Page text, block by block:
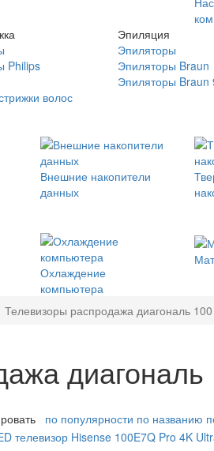
Philips
волос
Эпиляция
Эпиляторы
Эпиляторы Braun
Эпиляторы Braun
Внешние накопители
данных
Охлаждение
компьютера
Телевизоры распродажа диагональ
по популярности по названию